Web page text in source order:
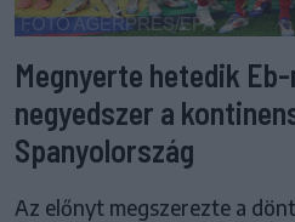
Megnyerte hetedik
negyedszer a
Spanyolország
Az előnyt megszerezte a